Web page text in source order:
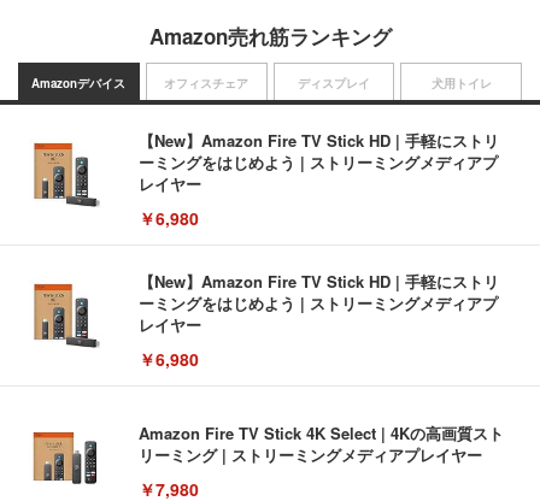
Amazon売れ筋ランキング
Amazonデバイス
【New】Amazon Fire TV Stick HD | 手軽にストリ
ーミングをはじめよう | ストリーミングメディアプ
レイヤー
￥6,980
【New】Amazon Fire TV Stick HD | 手軽にストリ
ーミングをはじめよう | ストリーミングメディアプ
レイヤー
￥6,980
Amazon Fire TV Stick 4K Select | 4Kの高画質スト
リーミング | ストリーミングメディアプレイヤー
￥7,980
オフィスチェア ディスプレイ 犬用トイレ